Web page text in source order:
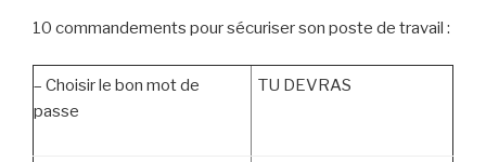
10 commandements pour sécuriser son poste de travail :
– Choisir le bon mot de
passe
TU DEVRAS